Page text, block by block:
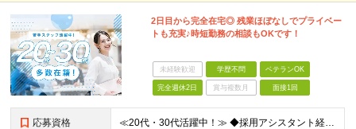
2日目から完全在宅◎ 残業ほぼなしでプライベー
トも充実♪時短勤務の相談もOKです！
未経験歓迎 学歴不問 ベテランOK
完全週休2日 賞与複数月 面接1回
応募資格 ≪20代・30代活躍中！≫ ◆採用アシスタント経験 ◆リモート勤務の経験 ※ブランクがある方やこれまでのご経験に自信がない方も、まずはお気軽にご応募ください！ ※ご経歴をなるべく詳細に記載いただける